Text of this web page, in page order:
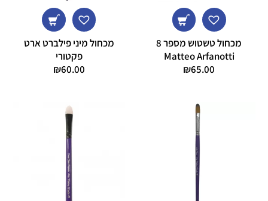
מכחול טשטוש מספר 8
Matteo Arfanotti
₪65.00
מכחול מיני פילברט ארט
פקטורי
₪60.00